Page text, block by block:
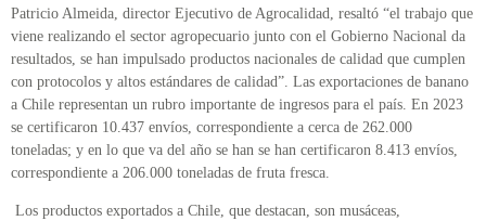
Patricio Almeida, director Ejecutivo de Agrocalidad, resaltó “el trabajo que
viene realizando el sector agropecuario junto con el Gobierno Nacional da
resultados, se han impulsado productos nacionales de calidad que cumplen
con protocolos y altos estándares de calidad”. Las exportaciones de banano
a Chile representan un rubro importante de ingresos para el país. En 2023
se certificaron 10.437 envíos, correspondiente a cerca de 262.000
toneladas; y en lo que va del año se han se han certificaron 8.413 envíos,
correspondiente a 206.000 toneladas de fruta fresca.
Los productos exportados a Chile, que destacan, son musáceas,